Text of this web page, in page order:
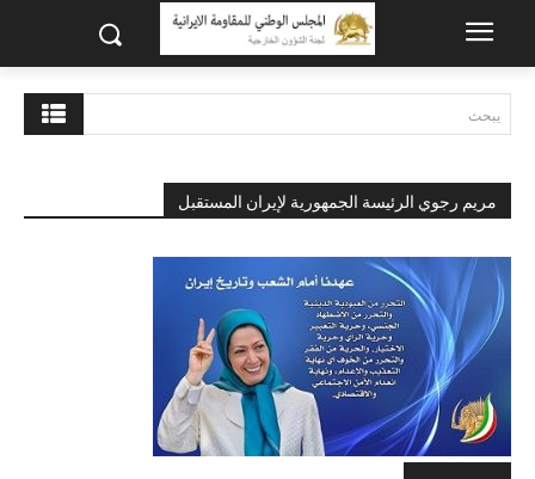
يبحث
مريم رجوي الرئيسة الجمهورية لإيران المستقبل